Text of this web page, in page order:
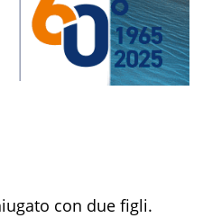
con due figli.